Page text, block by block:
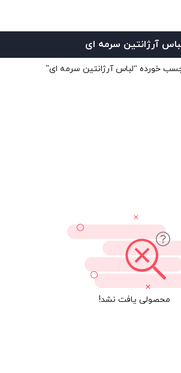
آرژانتین سرمه ای
خورده “لباس آرژانتین سرمه ای”
محصولی یافت نشد!